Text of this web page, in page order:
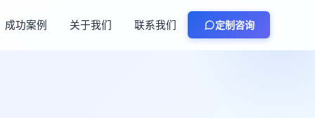
成功案例 关于我们 联系我们 定制咨询